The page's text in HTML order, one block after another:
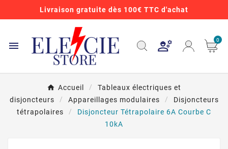
Livraison gratuite dès 100€ TTC d'achat
 0
Accueil
Tableaux électriques et
disjoncteurs
Appareillages modulaires
Disjoncteurs
tétrapolaires
Disjoncteur Tétrapolaire 6A Courbe C
10kA